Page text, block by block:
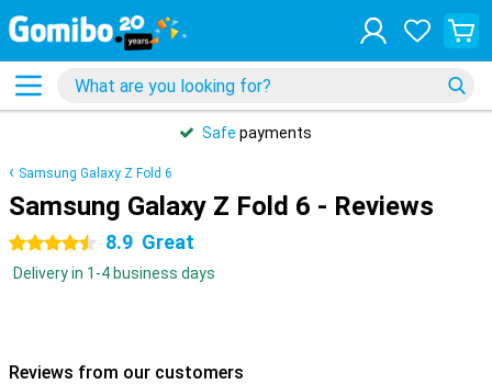
Safe payments
Samsung Galaxy Z Fold 6
Samsung Galaxy Z Fold 6 - Reviews
4.5 stars 8.9 Great
Delivery in 1-4 business days
Reviews from our customers